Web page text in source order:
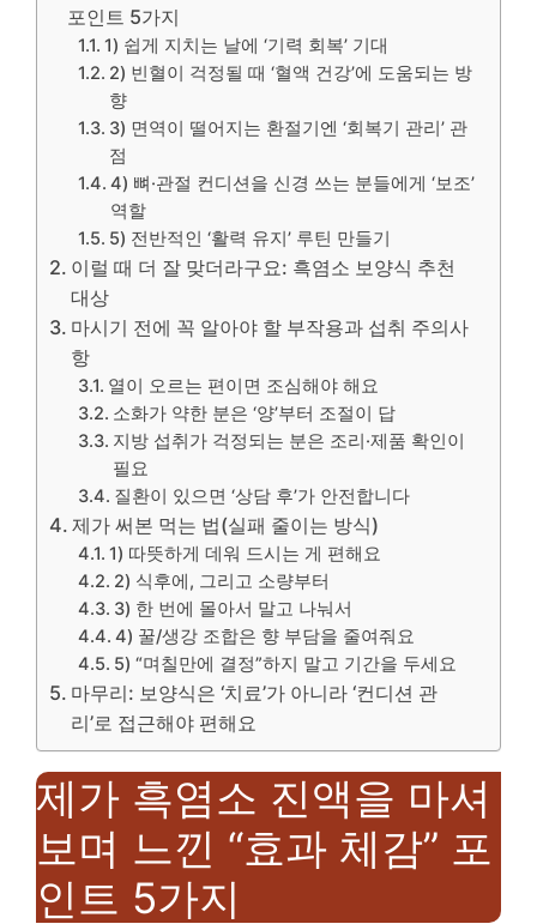
포인트 5가지
1) 쉽게 지치는 날에 ‘기력 회복’ 기대
2) 빈혈이 걱정될 때 ‘혈액 건강’에 도움되는 방
향
3) 면역이 떨어지는 환절기엔 ‘회복기 관리’ 관
점
4) 뼈·관절 컨디션을 신경 쓰는 분들에게 ‘보조’
역할
5) 전반적인 ‘활력 유지’ 루틴 만들기
이럴 때 더 잘 맞더라구요: 흑염소 보양식 추천
대상
마시기 전에 꼭 알아야 할 부작용과 섭취 주의사
항
열이 오르는 편이면 조심해야 해요
소화가 약한 분은 ‘양’부터 조절이 답
지방 섭취가 걱정되는 분은 조리·제품 확인이
필요
질환이 있으면 ‘상담 후’가 안전합니다
제가 써본 먹는 법(실패 줄이는 방식)
1) 따뜻하게 데워 드시는 게 편해요
2) 식후에, 그리고 소량부터
3) 한 번에 몰아서 말고 나눠서
4) 꿀/생강 조합은 향 부담을 줄여줘요
5) “며칠만에 결정”하지 말고 기간을 두세요
마무리: 보양식은 ‘치료’가 아니라 ‘컨디션 관
리’로 접근해야 편해요
제가 흑염소 진액을 마셔
보며 느낀 “효과 체감” 포
인트 5가지